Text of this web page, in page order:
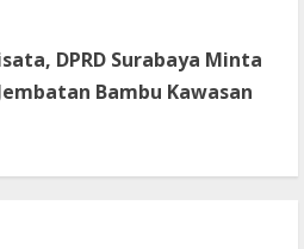
DPRD Surabaya Minta
Bambu Kawasan